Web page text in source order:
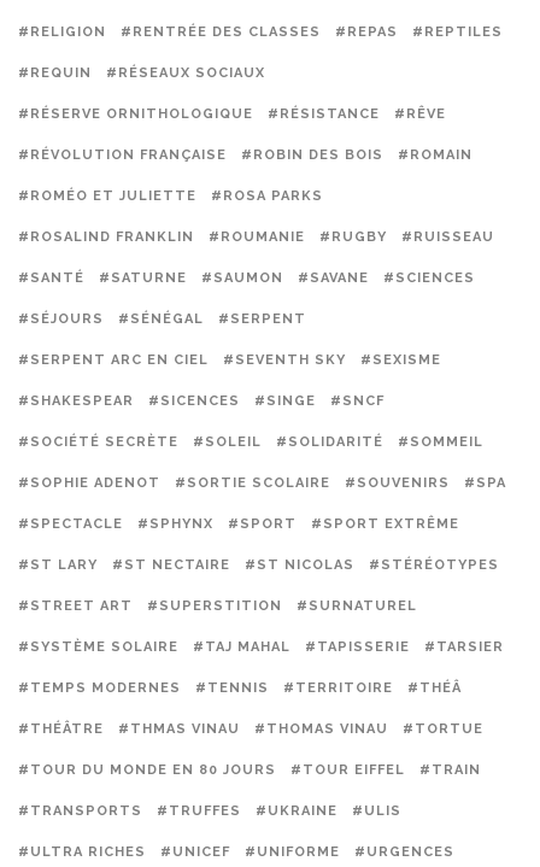
#RELIGION #RENTRÉE DES CLASSES #REPAS #REPTILES
#REQUIN #RÉSEAUX SOCIAUX
#RÉSERVE ORNITHOLOGIQUE #RÉSISTANCE #RÊVE
#RÉVOLUTION FRANÇAISE #ROBIN DES BOIS #ROMAIN
#ROMÉO ET JULIETTE #ROSA PARKS
#ROSALIND FRANKLIN #ROUMANIE #RUGBY #RUISSEAU
#SANTÉ #SATURNE #SAUMON #SAVANE #SCIENCES
#SÉJOURS #SÉNÉGAL #SERPENT
#SERPENT ARC EN CIEL #SEVENTH SKY #SEXISME
#SHAKESPEAR #SICENCES #SINGE #SNCF
#SOCIÉTÉ SECRÈTE #SOLEIL #SOLIDARITÉ #SOMMEIL
#SOPHIE ADENOT #SORTIE SCOLAIRE #SOUVENIRS #SPA
#SPECTACLE #SPHYNX #SPORT #SPORT EXTRÊME
#ST LARY #ST NECTAIRE #ST NICOLAS #STÉRÉOTYPES
#STREET ART #SUPERSTITION #SURNATUREL
#SYSTÈME SOLAIRE #TAJ MAHAL #TAPISSERIE #TARSIER
#TEMPS MODERNES #TENNIS #TERRITOIRE #THÉÂ
#THÉÂTRE #THMAS VINAU #THOMAS VINAU #TORTUE
#TOUR DU MONDE EN 80 JOURS #TOUR EIFFEL #TRAIN
#TRANSPORTS #TRUFFES #UKRAINE #ULIS
#ULTRA RICHES #UNICEF #UNIFORME #URGENCES